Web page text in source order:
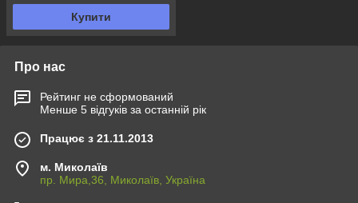
Купити
Про нас
Рейтинг не сформований
Менше 5 відгуків за останній рік
Працює з 21.11.2013
м. Миколаїв
пр. Мира,36, Миколаїв, Україна